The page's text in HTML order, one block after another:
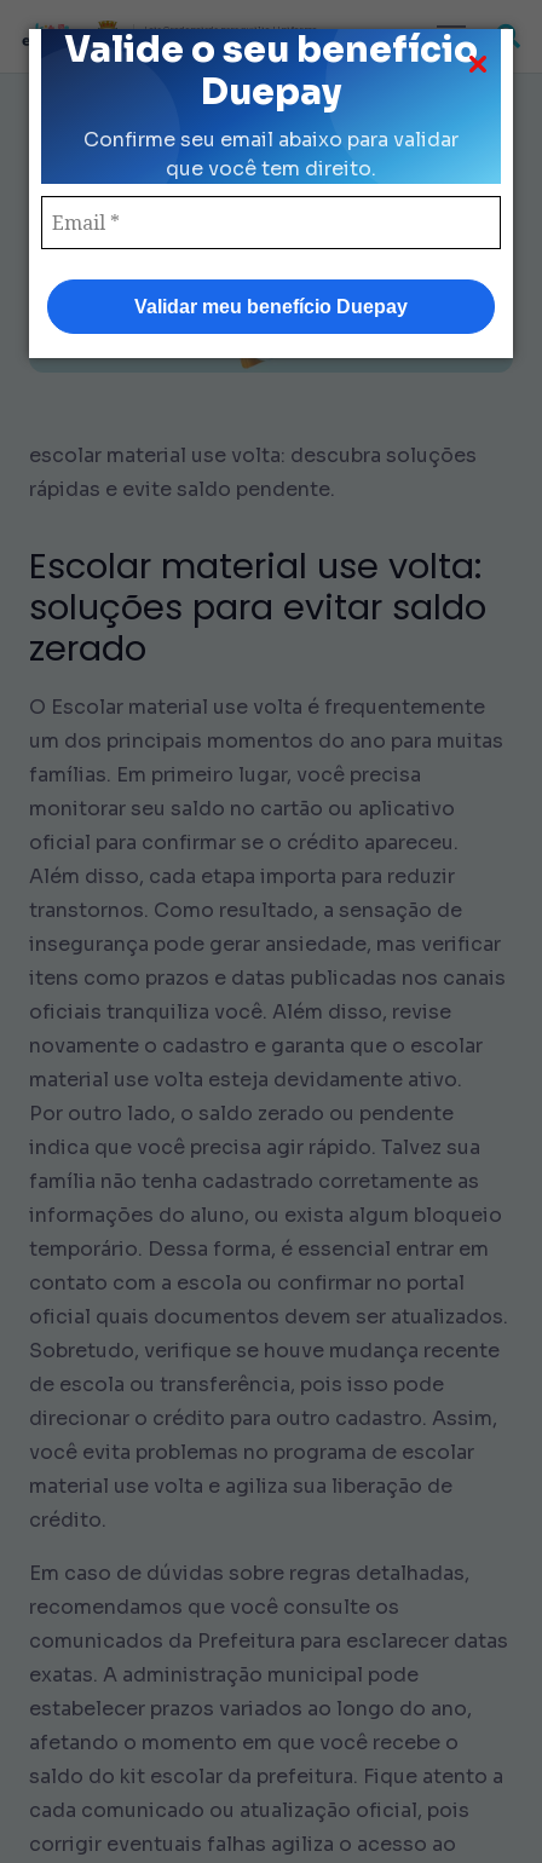
Valide o seu benefício
Duepay
Confirme seu email abaixo para validar
que você tem direito.
Validar meu benefício Duepay
Loja Credenciada para auxilio Uniforme
e Kit Escolar da Prefeitura de São Paulo
Saldo Zerado em Escolar
Material Use Volta? 7 Soluções
escolar material use volta: descubra soluções
rápidas e evite saldo pendente.
Escolar material use volta:
soluções para evitar saldo
zerado
O Escolar material use volta é frequentemente
um dos principais momentos do ano para muitas
famílias. Em primeiro lugar, você precisa
monitorar seu saldo no cartão ou aplicativo
oficial para confirmar se o crédito apareceu.
Além disso, cada etapa importa para reduzir
transtornos. Como resultado, a sensação de
insegurança pode gerar ansiedade, mas verificar
itens como prazos e datas publicadas nos canais
oficiais tranquiliza você. Além disso, revise
novamente o cadastro e garanta que o escolar
material use volta esteja devidamente ativo.
Por outro lado, o saldo zerado ou pendente
indica que você precisa agir rápido. Talvez sua
família não tenha cadastrado corretamente as
informações do aluno, ou exista algum bloqueio
temporário. Dessa forma, é essencial entrar em
contato com a escola ou confirmar no portal
oficial quais documentos devem ser atualizados.
Sobretudo, verifique se houve mudança recente
de escola ou transferência, pois isso pode
direcionar o crédito para outro cadastro. Assim,
você evita problemas no programa de escolar
material use volta e agiliza sua liberação de
crédito.
Em caso de dúvidas sobre regras detalhadas,
recomendamos que você consulte os
comunicados da Prefeitura para esclarecer datas
exatas. A administração municipal pode
estabelecer prazos variados ao longo do ano,
afetando o momento em que você recebe o
saldo do kit escolar da prefeitura. Fique atento a
cada comunicado ou atualização oficial, pois
corrigir eventuais falhas agiliza o acesso ao